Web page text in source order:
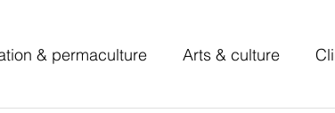
& permaculture Arts & culture